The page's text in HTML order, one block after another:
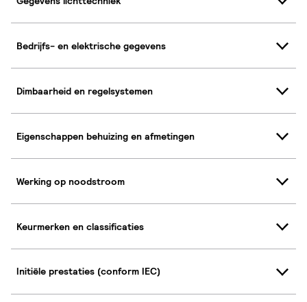
Bedrijfs- en elektrische gegevens
Dimbaarheid en regelsystemen
Eigenschappen behuizing en afmetingen
Werking op noodstroom
Keurmerken en classificaties
Initiële prestaties (conform IEC)